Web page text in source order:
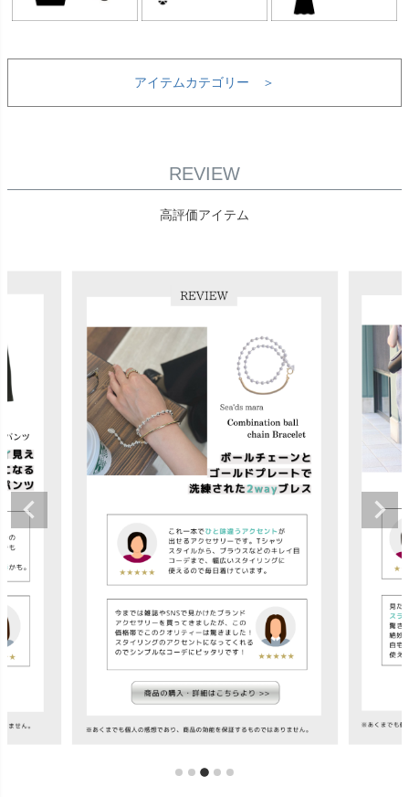
アイテムカテゴリー ＞
REVIEW
高評価アイテム